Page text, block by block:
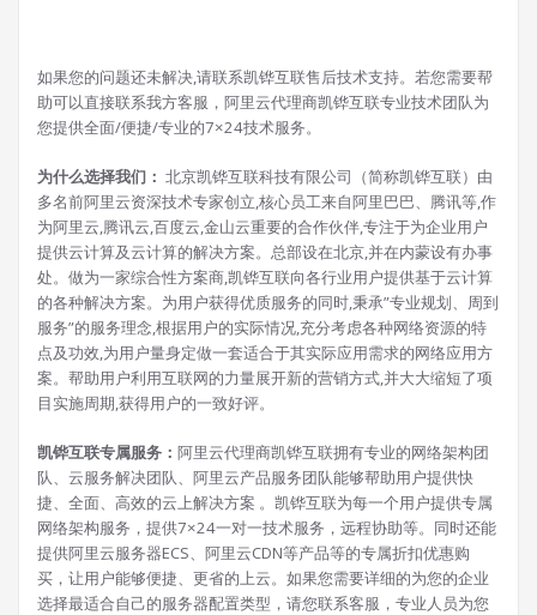
如果您的问题还未解决,请联系凯铧互联售后技术支持。若您需要帮
助可以直接联系我方客服，阿里云代理商凯铧互联专业技术团队为
您提供全面/便捷/专业的7×24技术服务。
为什么选择我们： 北京凯铧互联科技有限公司（简称凯铧互联）由
多名前阿里云资深技术专家创立,核心员工来自阿里巴巴、腾讯等,作
为阿里云,腾讯云,百度云,金山云重要的合作伙伴,专注于为企业用户
提供云计算及云计算的解决方案。总部设在北京,并在内蒙设有办事
处。做为一家综合性方案商,凯铧互联向各行业用户提供基于云计算
的各种解决方案。为用户获得优质服务的同时,秉承”专业规划、周到
服务”的服务理念,根据用户的实际情况,充分考虑各种网络资源的特
点及功效,为用户量身定做一套适合于其实际应用需求的网络应用方
案。帮助用户利用互联网的力量展开新的营销方式,并大大缩短了项
目实施周期,获得用户的一致好评。
凯铧互联专属服务： 阿里云代理商凯铧互联拥有专业的网络架构团
队、云服务解决团队、阿里云产品服务团队能够帮助用户提供快
捷、全面、高效的云上解决方案 。凯铧互联为每一个用户提供专属
网络架构服务，提供7×24一对一技术服务，远程协助等。同时还能
提供阿里云服务器ECS、阿里云CDN等产品等的专属折扣优惠购
买，让用户能够便捷、更省的上云。如果您需要详细的为您的企业
选择最适合自己的服务器配置类型，请您联系客服，专业人员为您